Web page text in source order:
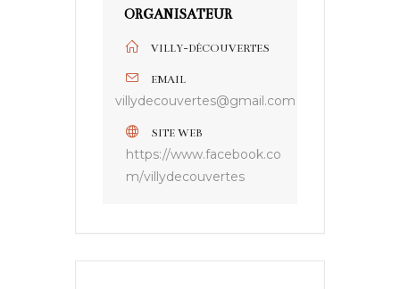
ORGANISATEUR
VILLY-DÉCOUVERTES
EMAIL
villydecouvertes@gmail.com
SITE WEB
https://www.facebook.co
m/villydecouvertes